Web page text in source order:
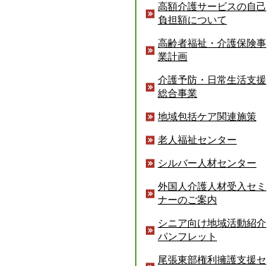
高額介護サービスの自己
負担額について
高齢者福祉・介護保険事
業計画
介護予防・日常生活支援
総合事業
地域包括ケア関連施策
老人福祉センター
シルバー人材センター
外国人介護人材受入セミ
ナーのご案内
シニア向け地域活動紹介
パンフレット
尾張東部権利擁護支援セ